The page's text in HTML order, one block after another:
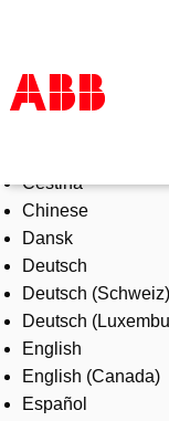
Products &
Industries
Services
About us
Where to buy
Contact us
Careers
Čeština
Chinese
Dansk
Deutsch
Deutsch (Schweiz)
Deutsch
English
English (Canada)
Español